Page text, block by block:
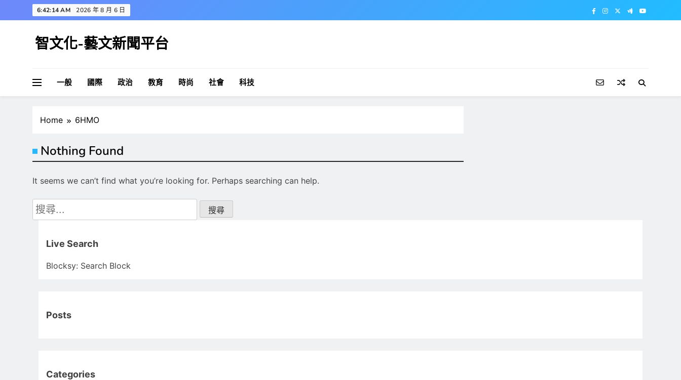
to
6:42:15 AM 2026 年 8 月 6 日
智文化-藝文新聞平台
一般 國際 政治 教育 時尚 社會 科技
Home 6HMO
Nothing Found
It seems we can’t find what you’re looking for. Perhaps searching can help.
搜
尋
Live Search
Blocksy: Search Block
Posts
Categories